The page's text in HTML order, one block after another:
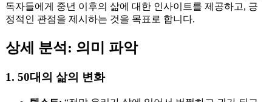
독자들에게 중년 이후의 삶에 대한 인사이트를 제공하고, 긍
정적인 관점을 제시하는 것을 목표로 합니다.
상세 분석: 의미 파악
1. 50대의 삶의 변화